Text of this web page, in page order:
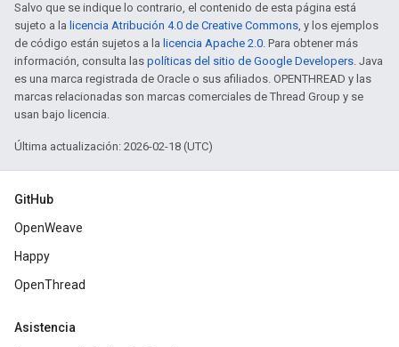
Salvo que se indique lo contrario, el contenido de esta página está
sujeto a la licencia Atribución 4.0 de Creative Commons, y los ejemplos
de código están sujetos a la licencia Apache 2.0. Para obtener más
información, consulta las políticas del sitio de Google Developers. Java
es una marca registrada de Oracle o sus afiliados. OPENTHREAD y las
marcas relacionadas son marcas comerciales de Thread Group y se
usan bajo licencia.
Última actualización: 2026-02-18 (UTC)
GitHub
OpenWeave
Happy
OpenThread
Asistencia